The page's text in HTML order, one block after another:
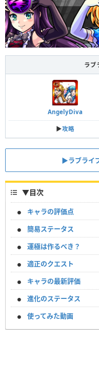
ラブ
AngelyDiva
▶︎攻略
▶︎ラブライ
▼目次
キャラの評価点
簡易ステータス
運極は作るべき？
適正のクエスト
キャラの最新評価
進化のステータス
使ってみた動画